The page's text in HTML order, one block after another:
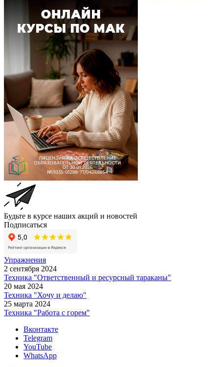
Будьте в курсе наших акций и новостей
Подписаться
Упражнения
2 сентября 2024
Техника "Ответственный и ресурсный тараканы"
20 мая 2024
Техника "Хочу и делаю"
25 марта 2024
Техника "Работа с горем"
Вконтакте
Telegram
YouTube
WhatsApp